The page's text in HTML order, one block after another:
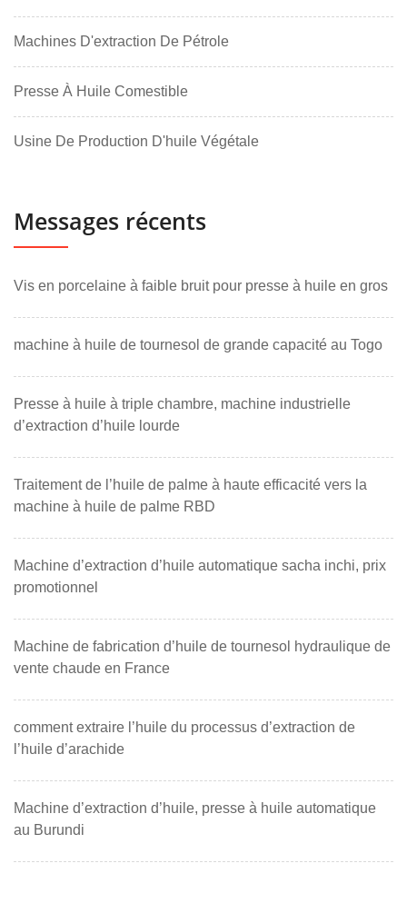
Machines D'extraction De Pétrole
Presse À Huile Comestible
Usine De Production D'huile Végétale
Messages récents
Vis en porcelaine à faible bruit pour presse à huile en gros
machine à huile de tournesol de grande capacité au Togo
Presse à huile à triple chambre, machine industrielle
d’extraction d’huile lourde
Traitement de l’huile de palme à haute efficacité vers la
machine à huile de palme RBD
Machine d’extraction d’huile automatique sacha inchi, prix
promotionnel
Machine de fabrication d’huile de tournesol hydraulique de
vente chaude en France
comment extraire l’huile du processus d’extraction de
l’huile d’arachide
Machine d’extraction d’huile, presse à huile automatique
au Burundi